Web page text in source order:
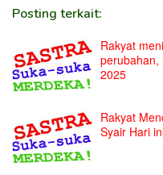
Posting terkait:
Rakyat
perubahan,
2025
Rakyat
Syair Hari